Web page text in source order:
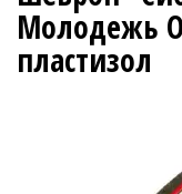
Молодежь
пластизол